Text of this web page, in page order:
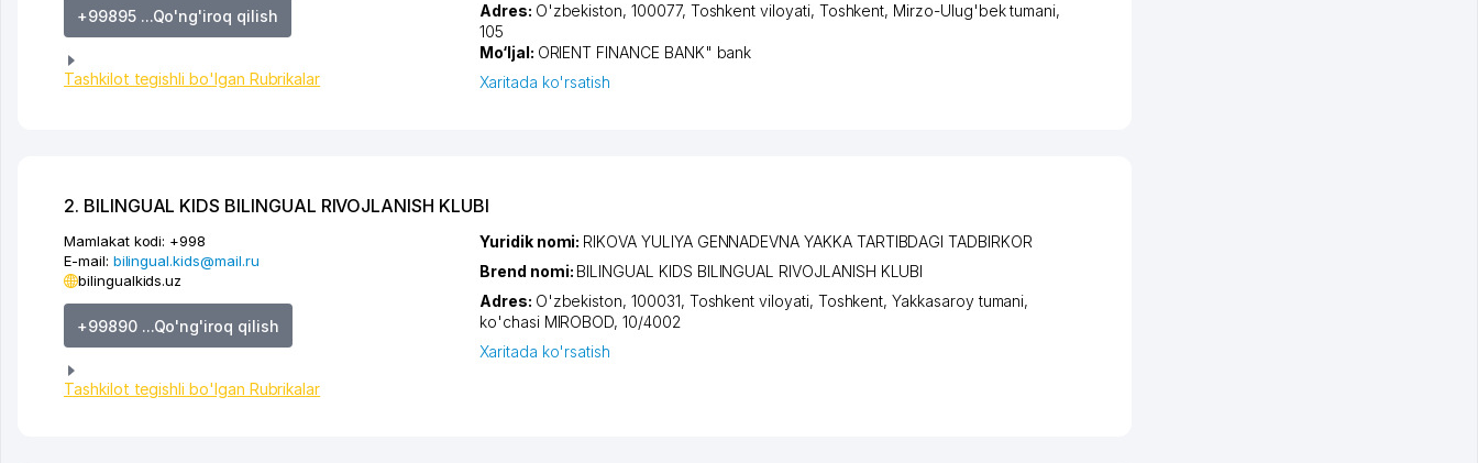
+99895 ...Qo'ng'iroq qilish
Tashkilot tegishli bo'lgan Rubrikalar
Adres: O'zbekiston, 100077, Toshkent viloyati, Toshkent, Mirzo-Ulug'bek tumani,
105
Mo‘ljal: ORIENT FINANCE BANK" bank
Xaritada ko'rsatish
2. BILINGUAL KIDS BILINGUAL RIVOJLANISH KLUBI
Mamlakat kodi: +998
E-mail: bilingual.kids@mail.ru
bilingualkids.uz
+99890 ...Qo'ng'iroq qilish
Tashkilot tegishli bo'lgan Rubrikalar
Yuridik nomi: RIKOVA YULIYA GENNADEVNA YAKKA TARTIBDAGI TADBIRKOR
Brend nomi: BILINGUAL KIDS BILINGUAL RIVOJLANISH KLUBI
Adres: O'zbekiston, 100031, Toshkent viloyati, Toshkent,Yakkasaroy tumani,
ko'chasi MIROBOD, 10/4002
Xaritada ko'rsatish